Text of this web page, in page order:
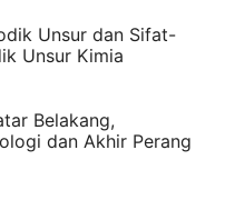
Unsur dan Sifat-
Unsur Kimia
Belakang,
dan Akhir Perang